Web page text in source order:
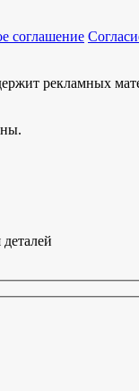
соглашение
рекламных